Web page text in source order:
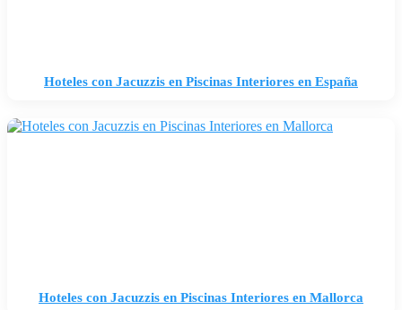
Hoteles con Jacuzzis en Piscinas Interiores en España
Hoteles con Jacuzzis en Piscinas Interiores en Mallorca